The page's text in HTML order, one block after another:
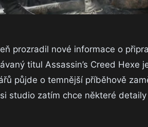
prozradil nové informace o
titul Assassin’s Creed Hexe
půjde o temnější příběhově
studio zatím chce některé